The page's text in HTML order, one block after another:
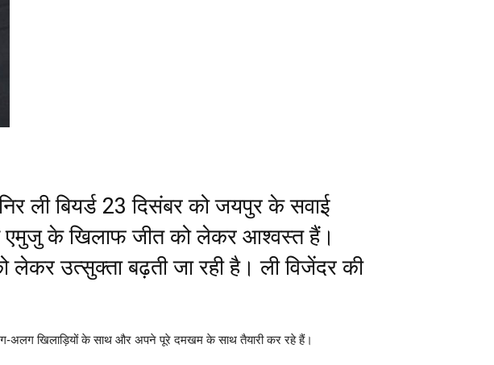
ली बियर्ड 23 दिसंबर को जयपुर के सवाई
एमुजु के खिलाफ जीत को लेकर आश्वस्त हैं।
उत्सुक्ता बढ़ती जा रही है। ली विजेंदर की
अलग खिलाड़ियों के साथ और अपने पूरे दमखम के साथ तैयारी कर रहे हैं।